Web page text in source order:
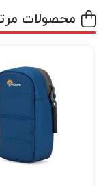
محصولات